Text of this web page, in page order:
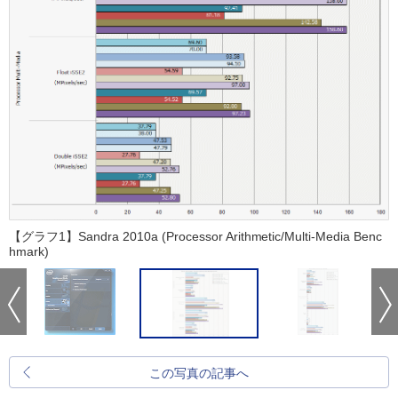
【グラフ1】Sandra 2010a (Processor Arithmetic/Multi-Media Benc
hmark)
この写真の記事へ